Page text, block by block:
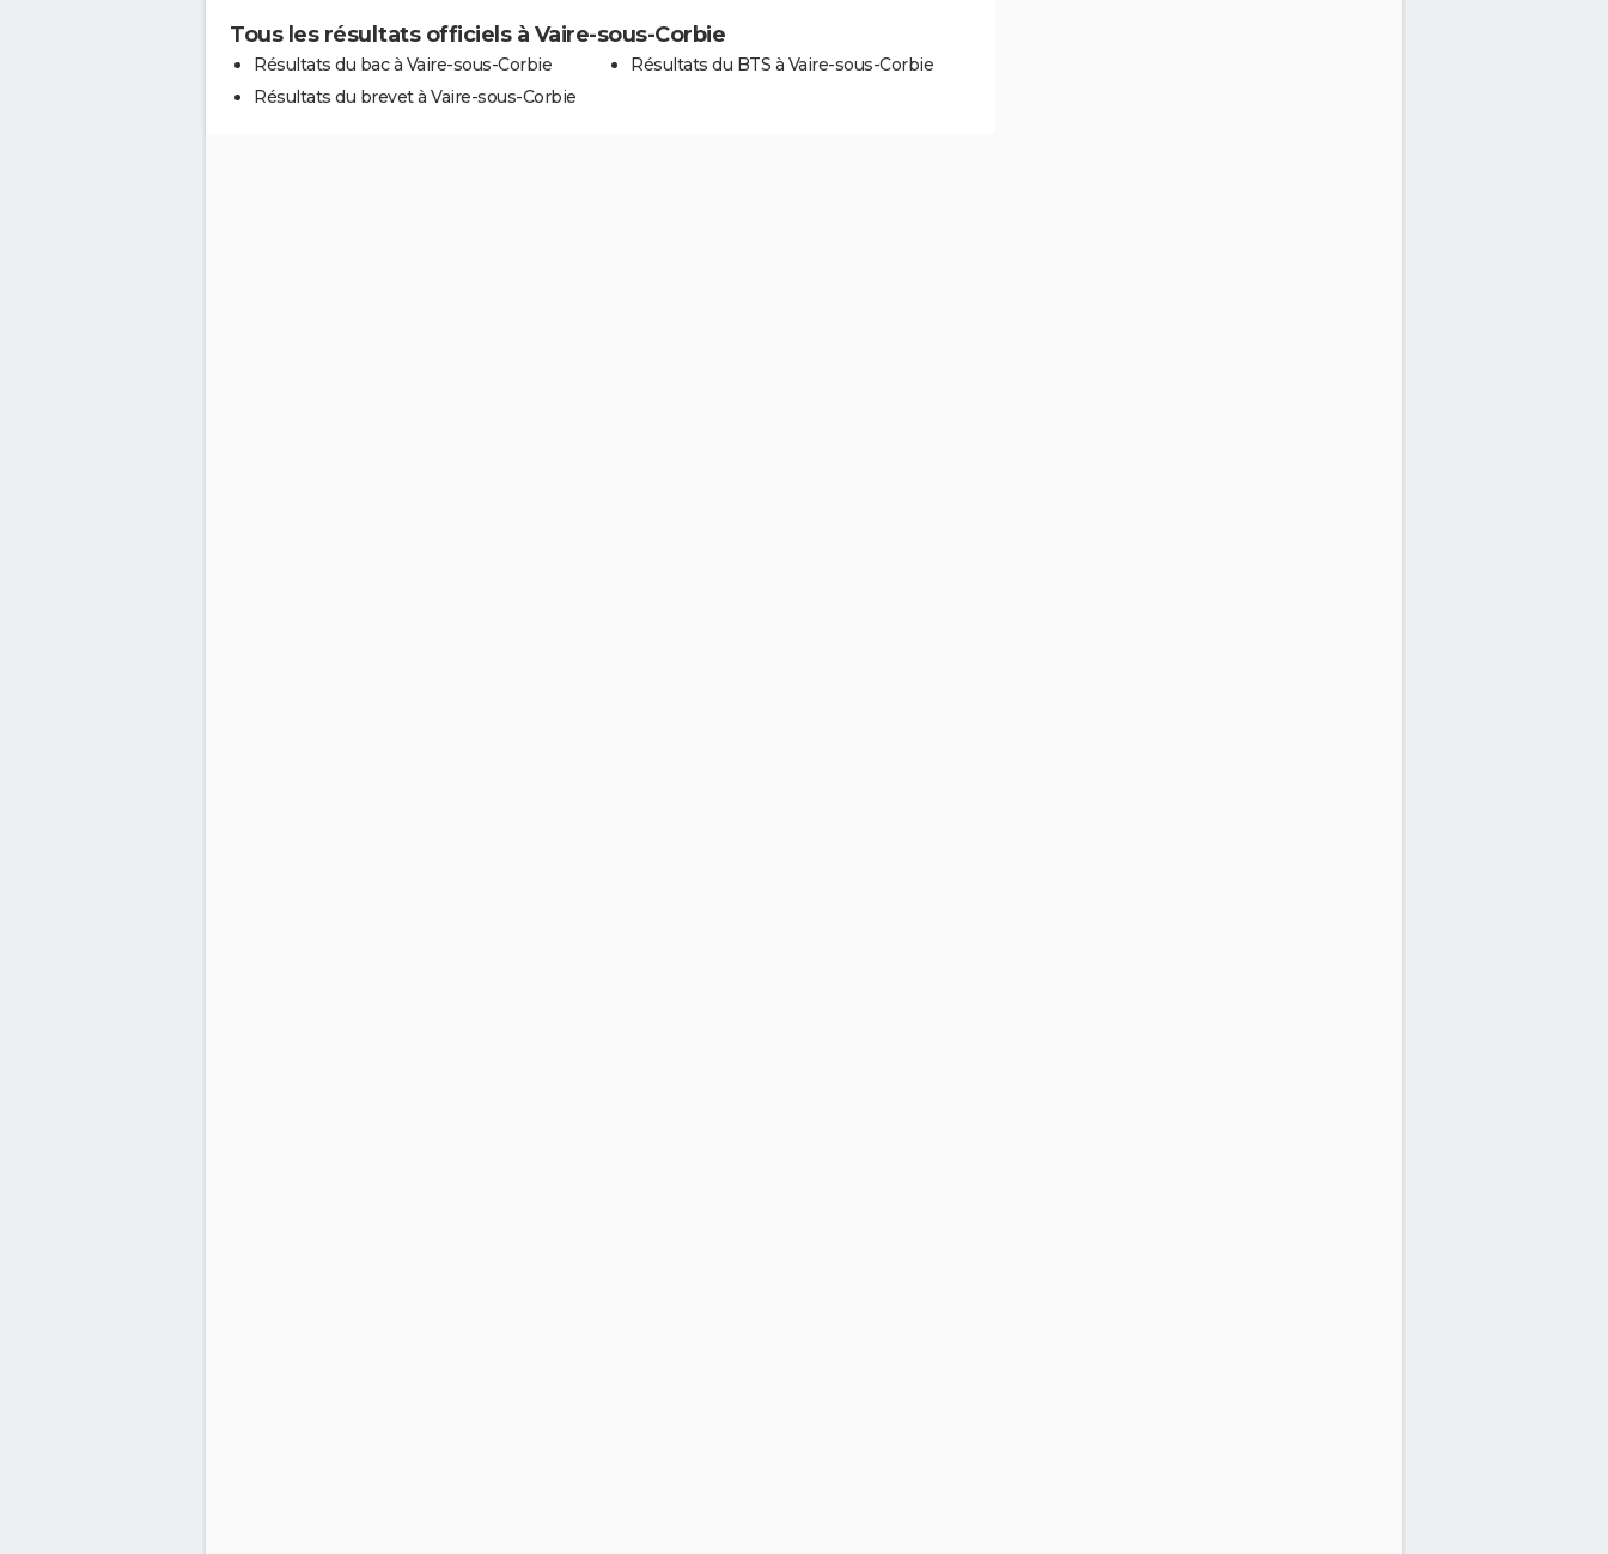
Tous les résultats officiels à Vaire-sous-Corbie
Résultats du bac à Vaire-sous-Corbie
Résultats du brevet à Vaire-sous-Corbie
Résultats du BTS à Vaire-sous-Corbie